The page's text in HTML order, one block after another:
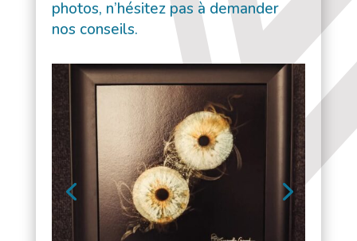
photos, n’hésitez pas à demander
nos conseils.